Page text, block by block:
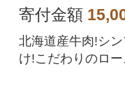
寄付金額
北海道産牛肉!シ
け!こだわりのロ